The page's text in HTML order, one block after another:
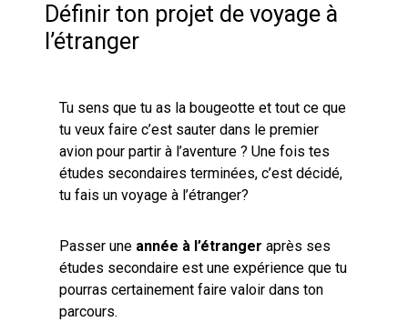
Définir ton projet de voyage à
l’étranger
Tu sens que tu as la bougeotte et tout ce que
tu veux faire c’est sauter dans le premier
avion pour partir à l’aventure ? Une fois tes
études secondaires terminées, c’est décidé,
tu fais un voyage à l’étranger?
Passer une année à l’étranger après ses
études secondaire est une expérience que tu
pourras certainement faire valoir dans ton
parcours.